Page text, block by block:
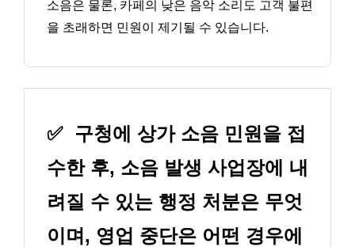
소음은 물론, 카페의 낮은 음악 소리도 고객 불편
을 초래하면 민원이 제기될 수 있습니다.
✅
구청에 상가 소음 민원을 접
수한 후, 소음 발생 사업장에 내
려질 수 있는 행정 처분은 무엇
이며, 영업 중단은 어떤 경우에